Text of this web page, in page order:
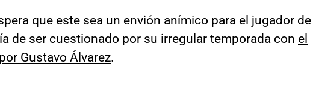
que este sea un envión anímico para el jugador de
de ser cuestionado por su irregular temporada con el
Gustavo Álvarez.